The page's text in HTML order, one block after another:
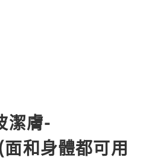
潔膚-
和身體都可用